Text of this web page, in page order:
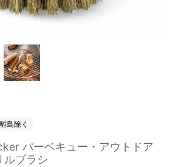
島除く
バーベキュー・アウトドア
ルブラシ